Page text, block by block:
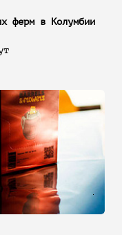
ферм в Колумбии